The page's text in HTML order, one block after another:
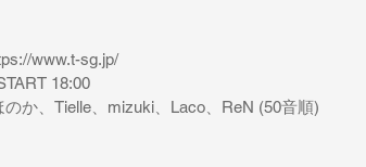
www.t-sg.jp/
18:00
か、Tielle、mizuki、Laco、ReN (50音順)